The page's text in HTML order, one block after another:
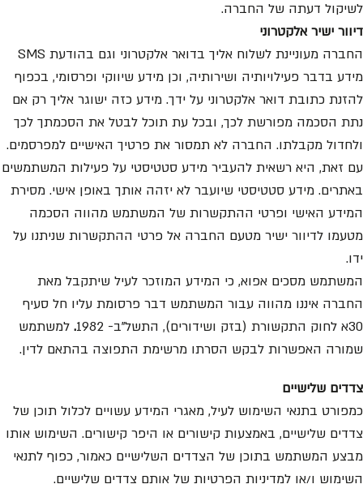
לשיקול דעתה של החברה.
דיוור ישיר אלקטרוני
החברה מעוניינת לשלוח אליך בדואר אלקטרוני וגם בהודעת SMS
מידע בדבר פעילויותיה ושירותיה, וכן מידע שיווקי ופרסומי, בכפוף
להזנת כתובת דואר אלקטרוני על ידך. מידע כזה ישוגר אליך רק אם
נתת הסכמה מפורשת לכך, ובכל עת תוכל לבטל את הסכמתך לכך
ולחדול מקבלתו. החברה לא תמסור את פרטיך האישיים למפרסמים.
עם זאת, היא רשאית להעביר מידע סטטיסטי על פעילות המשתמשים
באתרים. מידע סטטיסטי שיועבר לא יזהה אותך באופן אישי. מסירת
המידע האישי ופרטי ההתקשרות של המשתמש מהווה הסכמה
מטעמו לדיוור ישיר מטעם החברה אל פרטי ההתקשרות שניתנו על
ידו.
המשתמש מסכים אפוא, כי המידע המוזכר לעיל שיתקבל מאת
החברה איננו מהווה עבור המשתמש דבר פרסומת עליו חל סעיף
30א לחוק התקשורת (בזק ושידורים), התשל”ב- 1982
. למשתמש
שמורה האפשרות לבקש הסרתו מרשימת התפוצה בהתאם לדין.
צדדים שלישיים
כמפורט בתנאי השימוש לעיל, מאגרי המידע עשויים לכלול תוכן של
צדדים שלישיים, באמצעות קישורים או היפר קישורים. השימוש אותו
מבצע המשתמש בתוכן של הצדדים השלישיים כאמור, כפוף לתנאי
השימוש ו/או למדיניות הפרטיות של אותם צדדים שלישיים.